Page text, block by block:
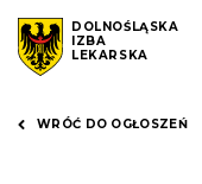
DOLNOŚLĄSKA
IZBA
LEKARSKA
WRÓĆ DO OGŁOSZEŃ